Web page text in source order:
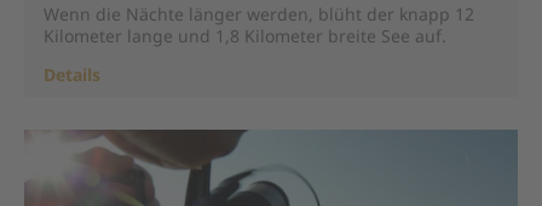
Wenn die Nächte länger werden, blüht der knapp 12
Kilometer lange und 1,8 Kilometer breite See auf.
Details